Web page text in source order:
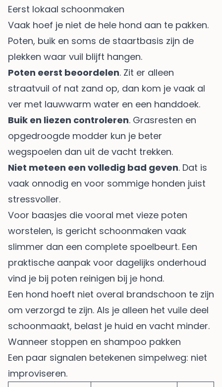
Eerst lokaal schoonmaken
Vaak hoef je niet de hele hond aan te pakken.
Poten, buik en soms de staartbasis zijn de
plekken waar vuil blijft hangen.
Poten eerst beoordelen. Zit er alleen
straatvuil of nat zand op, dan kom je vaak al
ver met lauwwarm water en een handdoek.
Buik en liezen controleren. Grasresten en
opgedroogde modder kun je beter
wegspoelen dan uit de vacht trekken.
Niet meteen een volledig bad geven. Dat is
vaak onnodig en voor sommige honden juist
stressvoller.
Voor baasjes die vooral met vieze poten
worstelen, is gericht schoonmaken vaak
slimmer dan een complete spoelbeurt. Een
praktische aanpak voor dagelijks onderhoud
vind je bij poten reinigen bij je hond.
Een hond hoeft niet overal brandschoon te zijn
om verzorgd te zijn. Als je alleen het vuile deel
schoonmaakt, belast je huid en vacht minder.
Wanneer stoppen en shampoo pakken
Een paar signalen betekenen simpelweg: niet
improviseren.